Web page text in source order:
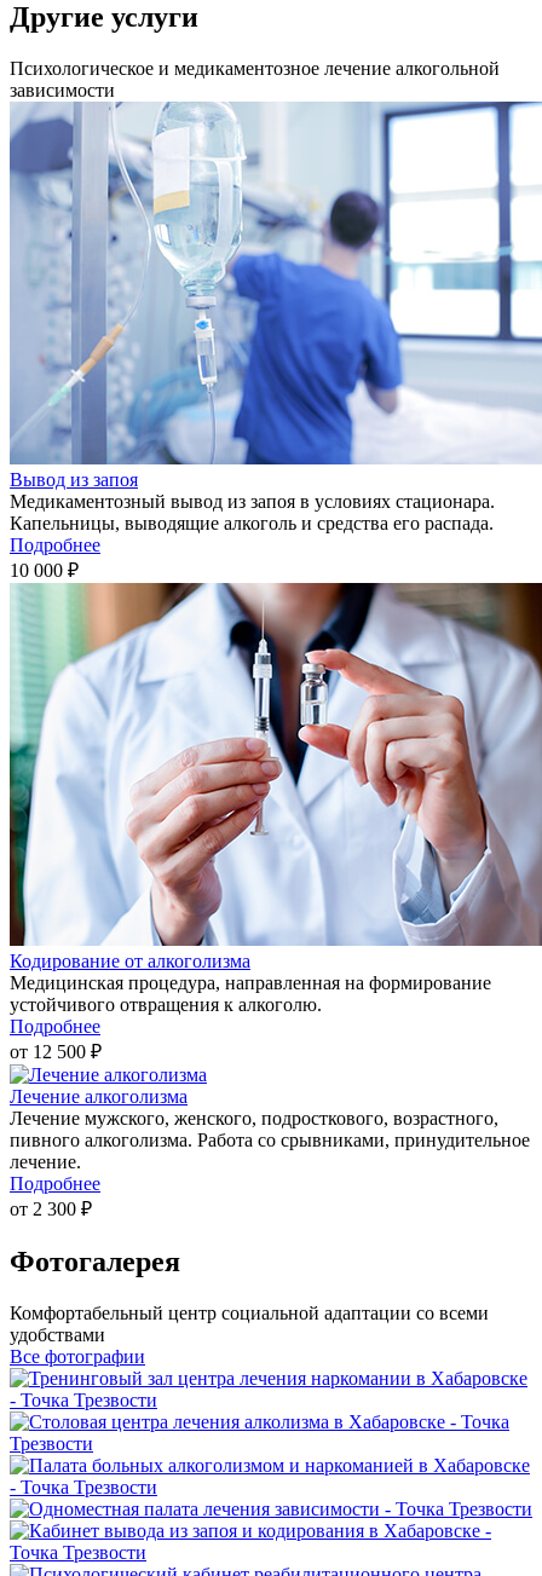
Другие услуги
Психологическое и медикаментозное лечение алкогольной
зависимости
Вывод из запоя
Медикаментозный вывод из запоя в условиях стационара.
Капельницы, выводящие алкоголь и средства его распада.
Подробнее
10 000 ₽
Кодирование от алкоголизма
Медицинская процедура, направленная на формирование
устойчивого отвращения к алкоголю.
Подробнее
от 12 500 ₽
Лечение алкоголизма
Лечение мужского, женского, подросткового, возрастного,
пивного алкоголизма. Работа со срывниками, принудительное
лечение.
Подробнее
от 2 300 ₽
Фотогалерея
Комфортабельный центр социальной адаптации со всеми
удобствами
Все фотографии